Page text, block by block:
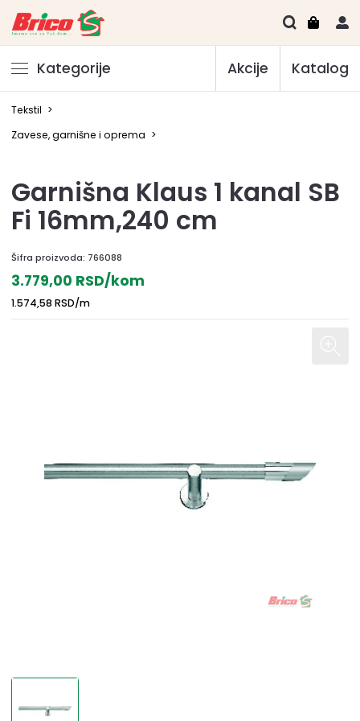
Kategorije Akcije Katalog
Tekstil >
Zavese, garnišne i oprema >
Garnišna Klaus 1 kanal SB
Fi 16mm,240 cm
Šifra proizvoda: 766088
3.779,00 RSD/kom
1.574,58 RSD/m